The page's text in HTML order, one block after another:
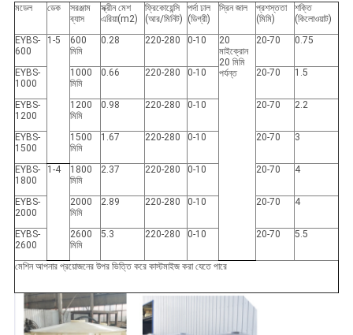
মডেল ডেক
সরঞ্জাম
ব্যাস
স্ক্রীন মেশ
এরিয়া(m2)
ফ্রিকোয়েন্সি
(আর/মিনিট)
পর্দা ঢাল
(ডিগ্রী)
স্রিন জাল
প্রশস্ততা
(মিমি)
শক্তি
(কিলোওয়াট)
EYBS-
600
1-5
600
মিমি
0.28 220-280 0-10
20
মাইক্রোন
20 মিমি
পর্যন্ত
20-70 0.75
EYBS-
1000
1000
মিমি
0.66 220-280 0-10 20-70 1.5
EYBS-
1200
1200
মিমি
0.98 220-280 0-10 20-70 2.2
EYBS-
1500
1500
মিমি
1.67 220-280 0-10 20-70 3
EYBS-
1800
1-4
1800
মিমি
2.37 220-280 0-10 20-70 4
EYBS-
2000
2000
মিমি
2.89 220-280 0-10 20-70 4
EYBS-
2600
2600
মিমি
5.3 220-280 0-10 20-70 5.5
মেশিন আপনার প্রয়োজনের উপর ভিত্তি করে কাস্টমাইজ করা যেতে পারে